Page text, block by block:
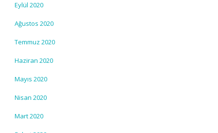
Eylül 2020
Ağustos 2020
Temmuz 2020
Haziran 2020
Mayıs 2020
Nisan 2020
Mart 2020